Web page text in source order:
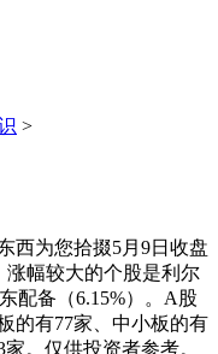
>
为您拾掇5月9日收盘
涨幅较大的个股是利尔
配备（6.15%）。A股
的有77家、中小板的有
。仅供投资者参考。